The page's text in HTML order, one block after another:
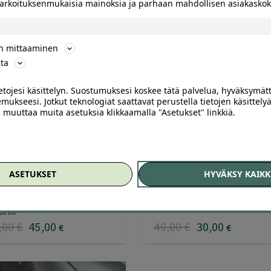
137
/ 5
€ 45,00 €
Tattarisuo
5.00/ 5
40,00€ 30,00 €
mainoksia ja parhaan mahdollisen
mittaaminen
käsittelyn. Suostumuksesi koskee tätä palvelua,
Jotkut teknologiat saattavat perustella tietojen
muita asetuksia klikkaamalla "Asetukset" linkkiä.
ASETUKSET HYVÄKSY